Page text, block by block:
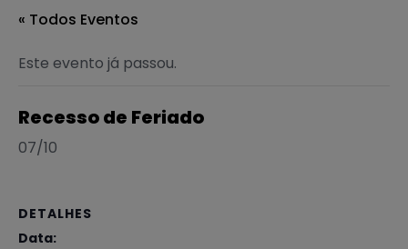
« Todos Eventos
Este evento já passou.
Recesso de Feriado
07/10
DETALHES
Data: